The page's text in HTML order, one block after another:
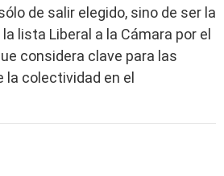
de salir elegido, sino de ser la
lista Liberal a la Cámara por el
considera clave para las
colectividad en el